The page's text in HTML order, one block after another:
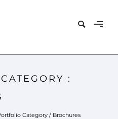
:
Category / Brochures